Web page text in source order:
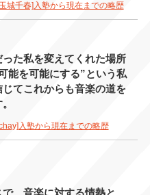
城千春]入塾から現在までの略歴
た私を変えてくれた場所
能を可能にする”という私
てこれからも音楽の道を
入塾から現在までの略歴
、音楽に対する情熱と、